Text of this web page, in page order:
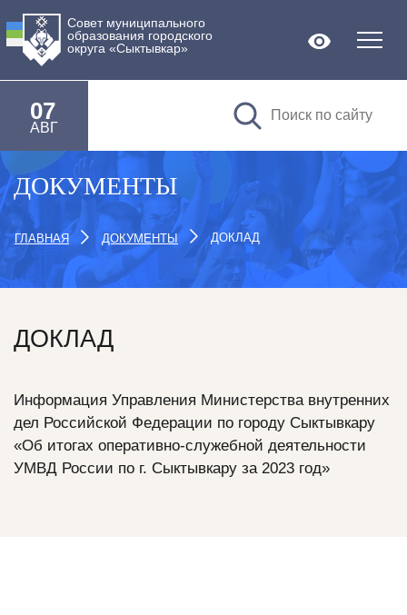
Совет муниципального
образования городского
округа «Сыктывкар»
07
АВГ
Версия
ДОКУМЕНТЫ
ГЛАВНАЯ ДОКУМЕНТЫ ДОКЛАД
ДОКЛАД
Информация Управления Министерства внутренних
дел Российской Федерации по городу Сыктывкару
«Об итогах оперативно-служебной деятельности
УМВД России по г. Сыктывкару за 2023 год»